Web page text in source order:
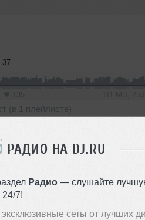
РАДИО НА DJ.RU
Радио — слушайте
24/7!
сеты от лучших
37
(в 1 плейлисте)